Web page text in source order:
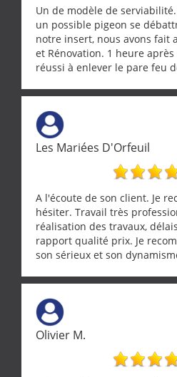
Un de modèle de
un possible pigeon se
notre insert, nous avons fait
et Rénovation. 1 heure
réussi à enlever le pare feu
tourterelle et s’est ensuite
l’oiseau jusqu’à ce qu’il
puisse s’envoler. Après quoi
ramonage de notre insert
grande propreté, nous
nombreux conseils
entrepreneur comme on
Encore un grand merci à lui.
Les Mariées D'Orfeuil
A l'écoute de son client. Je
hésiter. Travail très
réalisation des travaux,
rapport qualité prix. Je
son sérieux et son
Olivier M.